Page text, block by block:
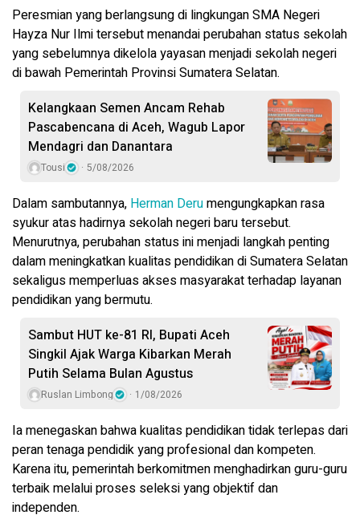
Peresmian yang berlangsung di lingkungan SMA Negeri
Hayza Nur Ilmi tersebut menandai perubahan status sekolah
yang sebelumnya dikelola yayasan menjadi sekolah negeri
di bawah Pemerintah Provinsi Sumatera Selatan.
Kelangkaan Semen Ancam Rehab
Pascabencana di Aceh, Wagub Lapor
Mendagri dan Danantara
Tousi 5/08/2026
Dalam sambutannya, Herman Derumengungkapkan rasa
syukur atas hadirnya sekolah negeri baru tersebut.
Menurutnya, perubahan status ini menjadi langkah penting
dalam meningkatkan kualitas pendidikan di Sumatera Selatan
sekaligus memperluas akses masyarakat terhadap layanan
pendidikan yang bermutu.
Sambut HUT ke-81 RI, Bupati Aceh
Singkil Ajak Warga Kibarkan Merah
Putih Selama Bulan Agustus
Ruslan Limbong 1/08/2026
Ia menegaskan bahwa kualitas pendidikan tidak terlepas dari
peran tenaga pendidik yang profesional dan kompeten.
Karena itu, pemerintah berkomitmen menghadirkan guru-guru
terbaik melalui proses seleksi yang objektif dan
independen.